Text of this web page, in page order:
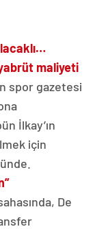
brüt maliyeti
spor gazetesi
İlkay’ın
için
De